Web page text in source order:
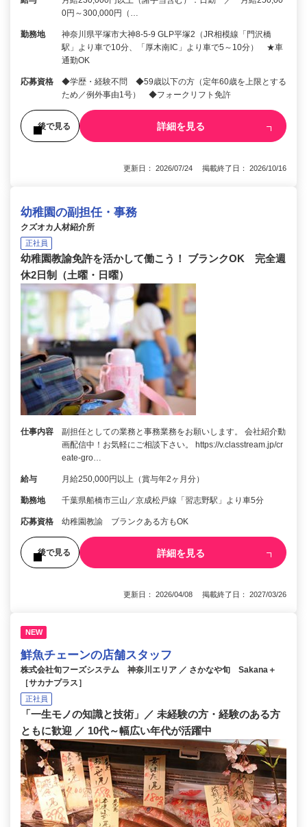
0円～300,000円（…
勤務地
神奈川県平塚市大神8-5-9 GLP平塚2（JR相模線「門沢橋
駅」より車で10分、「厚木南IC」より車で5～10分） ★車
通勤OK
応募資格
◆学歴・経験不問 ◆59歳以下の方（定年60歳を上限とする
ため／例外事由1号） ◆フォークリフト免許
後で見る 詳細を見る
更新日： 2026/07/24 掲載終了日： 2026/10/16
幼稚園の副担任・事務
クズオカ人材紹介所
正社員
幼稚園教諭免許を活かして働こう！ ブランクOK 完全週
休2日制（土曜・日曜）
仕事内容
副担任としての業務と事務業務をお願いします。 会社紹介動
画配信中！お気軽にご相談下さい。 https://v.classtream.jp/cr
eate-gro…
給与 月給250,000円以上（賞与年2ヶ月分）
勤務地 千葉県船橋市三山／京成松戸線「習志野駅」より車5分
応募資格 幼稚園教諭 ブランクある方もOK
後で見る 詳細を見る
更新日： 2026/04/08 掲載終了日： 2027/03/26
NEW
鮮魚チェーンの店舗スタッフ
株式会社旬フーズシステム 神奈川エリア ／ さかなや旬 Sakana＋
［サカナプラス］
正社員
「一生モノの知識と技術」／ 未経験の方・経験のある方
ともに歓迎 ／ 10代～幅広い年代が活躍中